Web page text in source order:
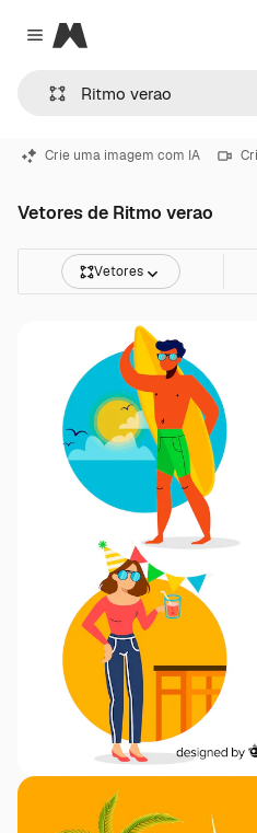
Close menu
Magnific
Crie uma imagem com IA
Vetores de Ritmo verao
Vetores